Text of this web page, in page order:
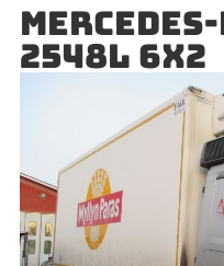
2548L 6X2